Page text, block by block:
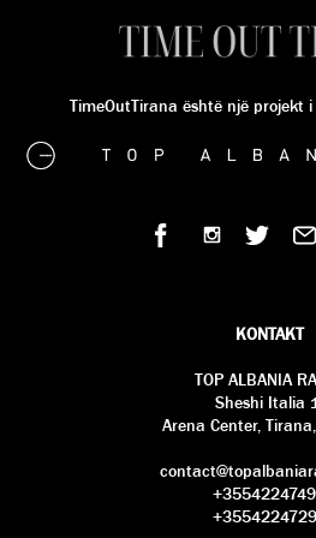
TimeOutTirana është një projekt i
KONTAKT
TOP ALBANIA
Sheshi Italia
Arena Center,